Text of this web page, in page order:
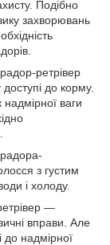
Подібно
захворювань
ретрівер
до корму.
ваги
з густим
і холоду.
—
вправи. Але
до надмірної